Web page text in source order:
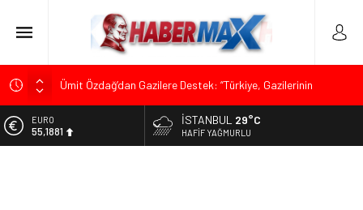
Ümit Özdağ’dan Gazilere Destek: “Türkiye, Gazilerinin
TOKDEF Başkanı Fevzi Can Büşürüm’de Sert Konuştu: “Bu
ALTIN
6.660,55
İSTANBUL 29°C
HAFIF YAĞMURLU